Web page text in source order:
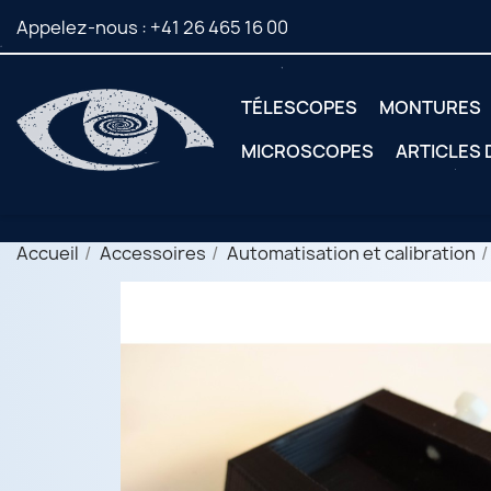
Appelez-nous : +41 26 465 16 00
TÉLESCOPES
MONTURES
MICROSCOPES
ARTICLES
Accueil Accessoires Automatisation et calibration